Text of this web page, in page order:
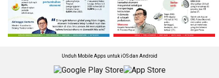
Unduh Mobile Apps untuk iOS dan Android